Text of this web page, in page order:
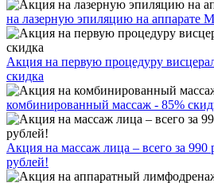
на лазерную эпиляцию на аппарате
Акция на первую процедуру
скидка
комбинированный массаж - 85%
Акция на массаж лица – всего за 990
рублей!